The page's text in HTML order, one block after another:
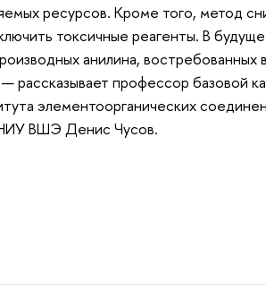
ресурсов. Кроме того, метод
токсичные реагенты. В
анилина, востребованных
рассказывает профессор базовой
элементоорганических
ВШЭ Денис Чусов.